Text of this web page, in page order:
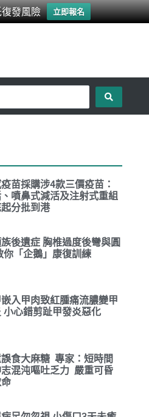
發風險 立即報名
苗採購涉4款三價疫苗：
噴鼻式減活及注射式重組
分批到港
後遺症 胸椎過度後彎與圓
你「企鵝」康復訓練
入甲肉致紅腫痛流膿變甲
小心錯剪趾甲發炎惡化
誤食大麻糖 專家：短時間
混沌嘔吐乏力 嚴重可昏